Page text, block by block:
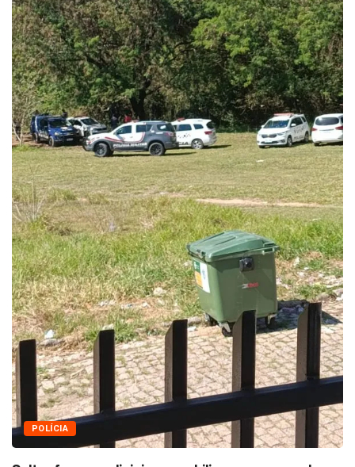
ECONOMIA
Queda dos empregos formais em Itu reflete...
agosto 6, 2026